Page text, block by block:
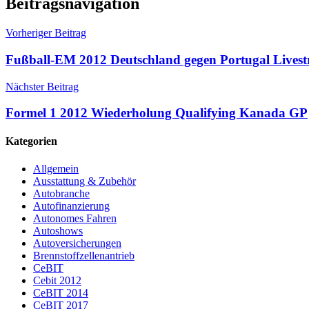
Vorheriger Beitrag
Fußball-EM 2012 Deutschland gegen Portugal
Nächster Beitrag
Formel 1 2012 Wiederholung Qualifying Kanada GP
Kategorien
Allgemein
Ausstattung & Zubehör
Autobranche
Autofinanzierung
Autonomes Fahren
Autoshows
Autoversicherungen
Brennstoffzellenantrieb
CeBIT
Cebit 2012
CeBIT 2014
CeBIT 2017